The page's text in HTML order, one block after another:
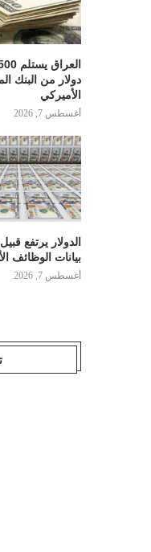
دولار من البنك
الأميركي
أغسطس 7, 2026
الدولار يرتفع
بيانات الوظائف
أغسطس 7, 2026